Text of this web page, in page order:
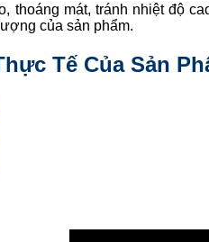
thoáng mát, tránh nhiệt độ
của sản phẩm.
Tế Của Sản